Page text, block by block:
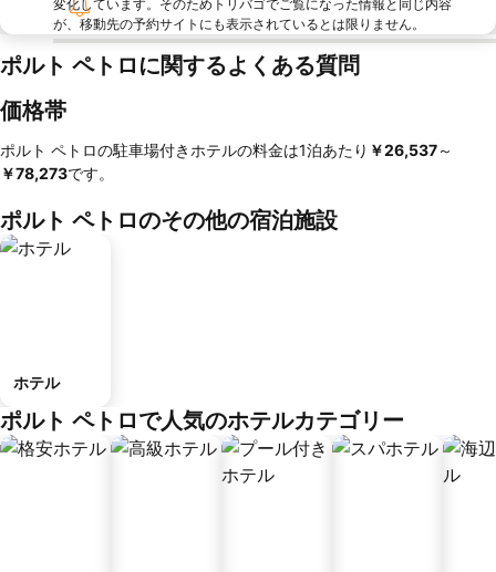
変化しています。そのためトリバゴでご覧になった情報と同じ内容
が、移動先の予約サイトにも表示されているとは限りません。
ポルト ペトロに関するよくある質問
価格帯
ポルト ペトロの駐車場付きホテルの料金は1泊あたり ‎￥26,537～
￥78,273です。
ポルト ペトロのその他の宿泊施設
ホテル
ポルト ペトロで人気のホテルカテゴリー